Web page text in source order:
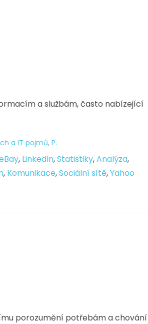
a službám, často nabízející
a IT pojmů, P.
, LinkedIn,Statistiky,Analýza,
, Komunikace,Sociální sítě,Yahoo
porozumění potřebám a chování